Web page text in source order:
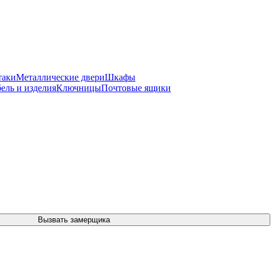
Металлические двериШкафы
и изделияКлючницыПочтовые ящики
Вызвать замерщика